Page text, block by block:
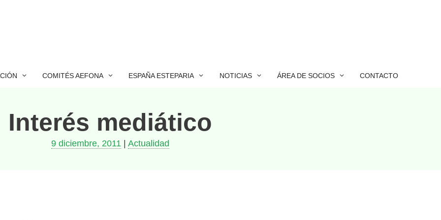
COMITÉS AEFONA ESPAÑA ESTEPARIA NOTICIAS ÁREA DE SOCIOS CONTACTO
Interés mediático
9 diciembre, 2011 Actualidad